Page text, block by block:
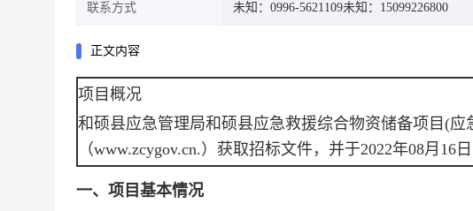
联系方式 未知：0996-5621109未知：15099226800
正文内容
项目概况
和硕县应急管理局和硕县应急救援综合物资储备项目(应
（www.zcygov.cn.） 获取招标文件，并于2022年08月16
一、项目基本情况